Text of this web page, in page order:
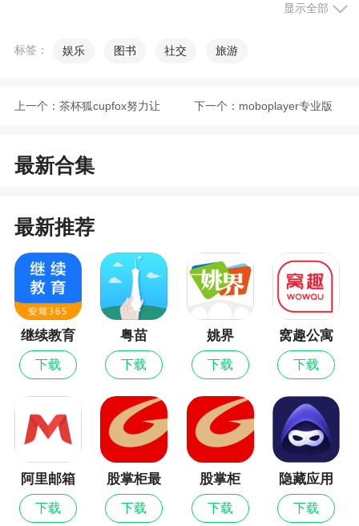
1、yy软件下载这是yy本，这个版本在保留yy语
中用户可以轻松的进行线上语音聊天，软件还能够
2、yyapp是yy本适合内存小的低端机，可以帮
直播盛宴
3、yy顾名思义是yy平台上速度非常快的直播软
件，在yy中玩家能享受到飞速的直播快感哦，这也
是很多玩家需要的功能，有喜欢看游戏直播、美女
直播的玩家快来下载yy使用吧
4、yy这款软件个人觉得还行吧，是最早一批短
视频平台啦，而且有些主播也是挺火的，不过现在
有了更多的平台才会导致有些下降的趋势，不过也
是很厉害了流量挺大的，并且yy还跟公安机构合作
反诈骗体系统完善等，还是挺正能量的一个平台
5、yy是yy官方推出的大型实时在线视频娱乐软
件。高清大屏极致体验，直播现场零距离，新鲜稀
奇层出不穷，世界精彩由你探索
显示全部
标签： 娱乐 图书 社交 旅游
上一个： 茶杯狐cupfox努力让 下一个： moboplayer专业版
最新合集
最新推荐
继续教育
下载
粤苗
下载
姚界
下载
窝趣公寓
下载
阿里邮箱
下载
股掌柜最
新版
下载
股掌柜
下载
隐藏应用
图标
下载